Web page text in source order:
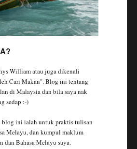
William atau juga dikenali
Cari Makan". Blog ini tentang
di Malaysia dan bila saya nak
sedap :-)
blog ini ialah untuk praktis tulisan
Melayu, dan kumpul maklum
dan Bahasa Melayu saya.